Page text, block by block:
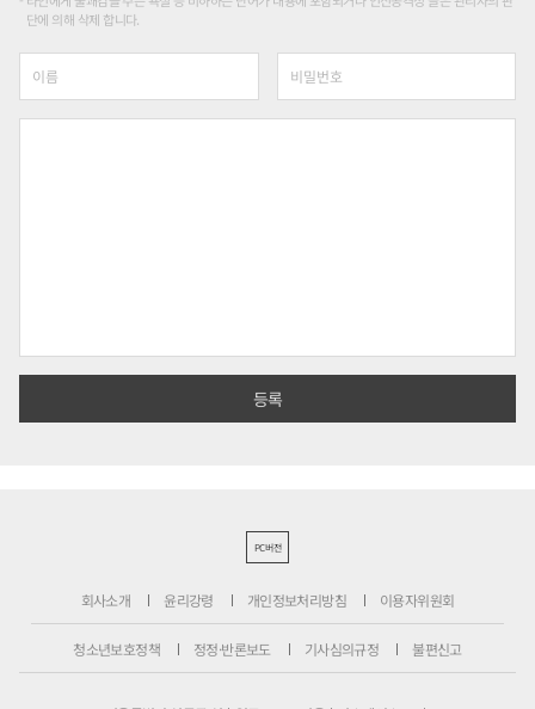
단에 의해 삭제 합니다.
PC버전
회사소개 윤리강령 개인정보처리방침 이용자위원회
청소년보호정책 정정·반론보도 기사심의규정 불편신고